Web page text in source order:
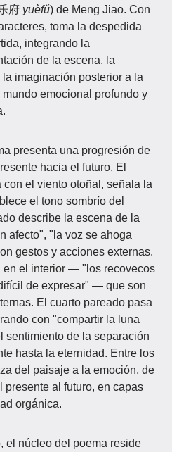
府 yuèfǔ) de Meng Jiao. Con
toma la despedida
integrando la
de la escena, la
imaginación posterior a la
emocional profundo y
presenta una progresión de
hacia el futuro. El
el viento otoñal, señala la
el tono sombrío del
describe la escena de la
afecto", "la voz se ahoga
gestos y acciones externas.
en el interior — "los recovecos
de expresar" — que son
El cuarto pareado pasa
con "compartir la luna
sentimiento de la separación
hasta la eternidad. Entre los
del paisaje a la emoción, de
presente al futuro, en capas
orgánica.
el núcleo del poema reside